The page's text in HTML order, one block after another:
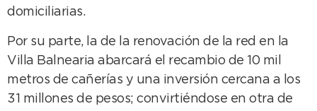
domiciliarias.
Por su parte, la de la renovación de la red en la
Villa Balnearia abarcará el recambio de 10 mil
metros de cañerías y una inversión cercana a los
31 millones de pesos; convirtiéndose en otra de